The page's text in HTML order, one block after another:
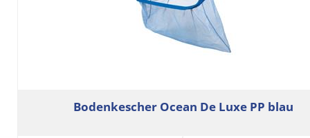
Bodenkescher Ocean De Luxe PP blau